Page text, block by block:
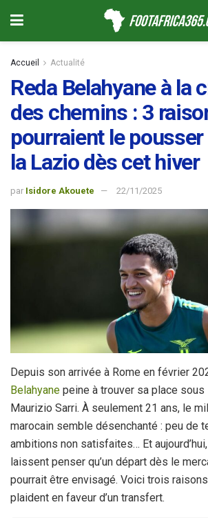
Accueil Actualité
Reda Belahyane à la
des chemins : 3
pourraient le
la Lazio dès cet hiver
par Isidore Akouete 22/11/2025
Depuis son arrivée à Rome en février
Belahyane peine à trouver sa place
Maurizio Sarri. À seulement 21 ans, le
marocain semble désenchanté : peu de
ambitions non satisfaites… Et
laissent penser qu’un départ dès le
pourrait être envisagé. Voici trois
plaident en faveur d’un transfert.